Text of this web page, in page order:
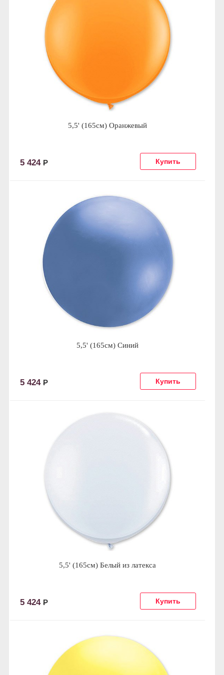
5,5' (165см) Оранжевый
5 424 Р
5,5' (165см) Синий
5 424 Р
5,5' (165см) Белый из латекса
5 424 Р